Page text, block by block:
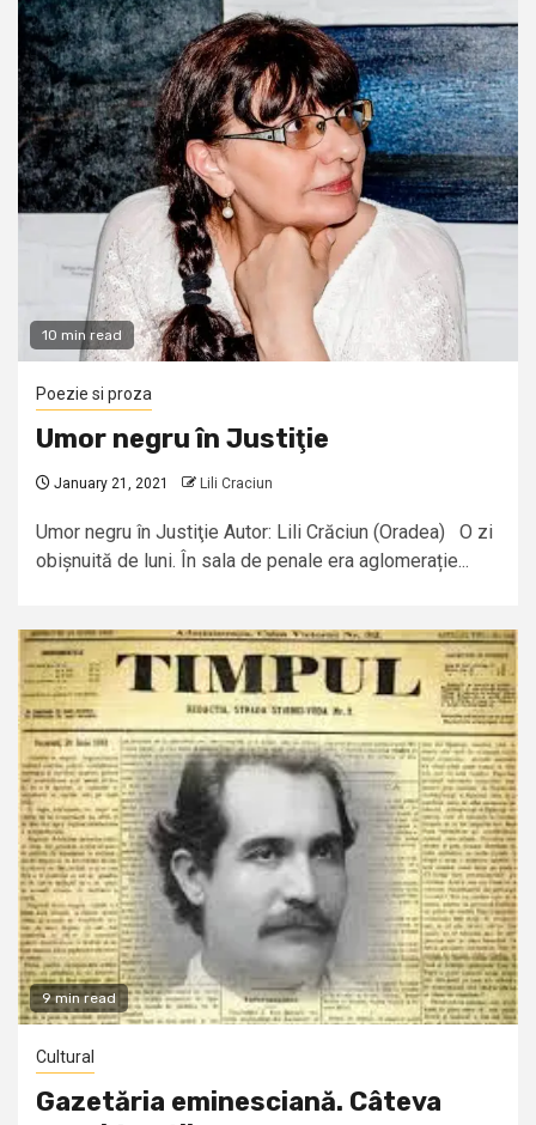
10 min read
Poezie si proza
Umor negru în Justiţie
January 21, 2021 Lili Craciun
Umor negru în Justiţie Autor: Lili Crăciun (Oradea) O zi
obișnuită de luni. În sala de penale era aglomerație...
9 min read
Cultural
Gazetăria eminesciană. Câteva